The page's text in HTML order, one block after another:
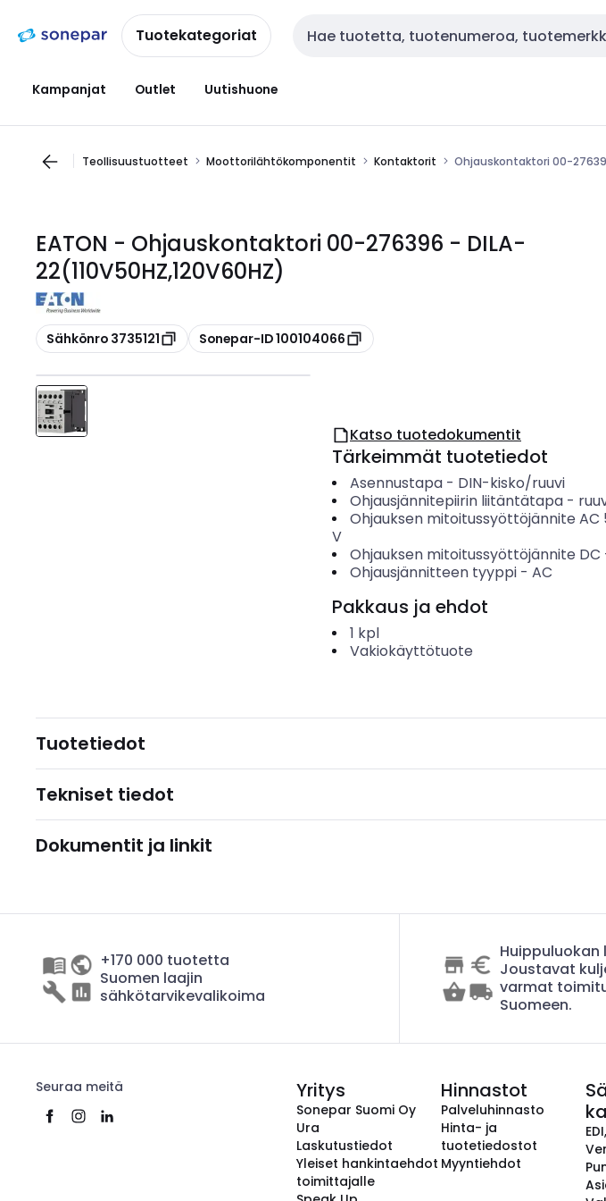
navigointiinsisältöönTuotekategoriat Haku
Kampanjat Outlet Uutishuone
Teollisuustuotteet Moottorilähtökomponentit Kontaktorit Ohjauskontaktori 00-
EATON - Ohjauskontaktori 00-276396 - DILA-
22(110V50HZ,120V60HZ)
Kopioi
Sähkönro 3735121 Kopioi
Sonepar-ID 100104066
Katso tuotedokumentit
Tärkeimmät tuotetiedot
Asennustapa- DIN-kisko/ruuvi
Ohjausjännitepiirin liitäntätapa-
Ohjauksen mitoitussyöttöjännite AC
V
Ohjauksen mitoitussyöttöjännite DC
Ohjausjännitteen tyyppi- AC
Pakkaus ja ehdot
1 kpl
Vakiokäyttötuote
Tuotetiedot
Tekniset tiedot
Dokumentit ja linkit
+170 000 tuotetta
Suomen laajin
sähkötarvikevalikoima
Joustavat
varmat
Suomeen.
Seuraa meitä Yritys
Sonepar Suomi Oy
Ura
Laskutustiedot
Yleiset hankintaehdot
toimittajalle
Hinnastot
Palveluhinnasto
Hinta- ja
tuotetiedostot
Myyntiehdot